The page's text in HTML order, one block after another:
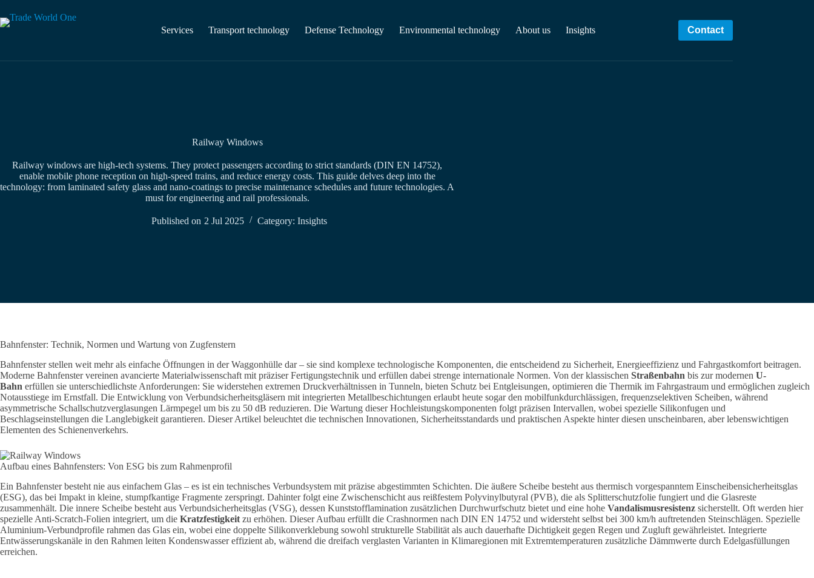
to
content
Services Transport technology Defense Technology Environmental technology About us Insights Contact
Railway Windows
Railway windows are high-tech systems. They protect passengers according to strict standards (DIN EN 14752),
enable mobile phone reception on high-speed trains, and reduce energy costs. This guide delves deep into the
technology: from laminated safety glass and nano-coatings to precise maintenance schedules and future technologies. A
must for engineering and rail professionals.
Published on 2 Jul 2025 Category: Insights
Bahnfenster: Technik, Normen und Wartung von Zugfenstern
Bahnfenster stellen weit mehr als einfache Öffnungen in der Waggonhülle dar – sie sind komplexe technologische Komponenten, die entscheidend zu Sicherheit, Energieeffizienz und Fahrgastkomfort beitragen.
Moderne Bahnfenster vereinen avancierte Materialwissenschaft mit präziser Fertigungstechnik und erfüllen dabei strenge internationale Normen. Von der klassischen Straßenbahn bis zur modernen U-
Bahn erfüllen sie unterschiedlichste Anforderungen: Sie widerstehen extremen Druckverhältnissen in Tunneln, bieten Schutz bei Entgleisungen, optimieren die Thermik im Fahrgastraum und ermöglichen zugleich
Notausstiege im Ernstfall. Die Entwicklung von Verbundsicherheitsgläsern mit integrierten Metallbeschichtungen erlaubt heute sogar den mobilfunkdurchlässigen, frequenzselektiven Scheiben, während
asymmetrische Schallschutzverglasungen Lärmpegel um bis zu 50 dB reduzieren. Die Wartung dieser Hochleistungskomponenten folgt präzisen Intervallen, wobei spezielle Silikonfugen und
Beschlagseinstellungen die Langlebigkeit garantieren. Dieser Artikel beleuchtet die technischen Innovationen, Sicherheitsstandards und praktischen Aspekte hinter diesen unscheinbaren, aber lebenswichtigen
Elementen des Schienenverkehrs.
Aufbau eines Bahnfensters: Von ESG bis zum Rahmenprofil
Ein Bahnfenster besteht nie aus einfachem Glas – es ist ein technisches Verbundsystem mit präzise abgestimmten Schichten. Die äußere Scheibe besteht aus thermisch vorgespanntem Einscheibensicherheitsglas
(ESG), das bei Impakt in kleine, stumpfkantige Fragmente zerspringt. Dahinter folgt eine Zwischenschicht aus reißfestem Polyvinylbutyral (PVB), die als Splitterschutzfolie fungiert und die Glasreste
zusammenhält. Die innere Scheibe besteht aus Verbundsicherheitsglas (VSG), dessen Kunststofflamination zusätzlichen Durchwurfschutz bietet und eine hohe Vandalismusresistenz sicherstellt. Oft werden hier
spezielle Anti-Scratch-Folien integriert, um die Kratzfestigkeit zu erhöhen. Dieser Aufbau erfüllt die Crashnormen nach DIN EN 14752 und widersteht selbst bei 300 km/h auftretenden Steinschlägen. Spezielle
Aluminium-Verbundprofile rahmen das Glas ein, wobei eine doppelte Silikonverklebung sowohl strukturelle Stabilität als auch dauerhafte Dichtigkeit gegen Regen und Zugluft gewährleistet. Integrierte
Entwässerungskanäle in den Rahmen leiten Kondenswasser effizient ab, während die dreifach verglasten Varianten in Klimaregionen mit Extremtemperaturen zusätzliche Dämmwerte durch Edelgasfüllungen
erreichen.